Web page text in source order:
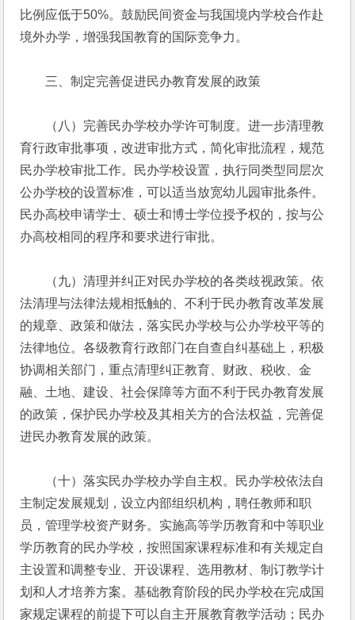
比例应低于50%。鼓励民间资金与我国境内学校合作赴
境外办学，增强我国教育的国际竞争力。
三、制定完善促进民办教育发展的政策
（八）完善民办学校办学许可制度。进一步清理教
育行政审批事项，改进审批方式，简化审批流程，规范
民办学校审批工作。民办学校设置，执行同类型同层次
公办学校的设置标准，可以适当放宽幼儿园审批条件。
民办高校申请学士、硕士和博士学位授予权的，按与公
办高校相同的程序和要求进行审批。
（九）清理并纠正对民办学校的各类歧视政策。依
法清理与法律法规相抵触的、不利于民办教育改革发展
的规章、政策和做法，落实民办学校与公办学校平等的
法律地位。各级教育行政部门在自查自纠基础上，积极
协调相关部门，重点清理纠正教育、财政、税收、金
融、土地、建设、社会保障等方面不利于民办教育发展
的政策，保护民办学校及其相关方的合法权益，完善促
进民办教育发展的政策。
（十）落实民办学校办学自主权。民办学校依法自
主制定发展规划，设立内部组织机构，聘任教师和职
员，管理学校资产财务。实施高等学历教育和中等职业
学历教育的民办学校，按照国家课程标准和有关规定自
主设置和调整专业、开设课程、选用教材、制订教学计
划和人才培养方案。基础教育阶段的民办学校在完成国
家规定课程的前提下可以自主开展教育教学活动；民办